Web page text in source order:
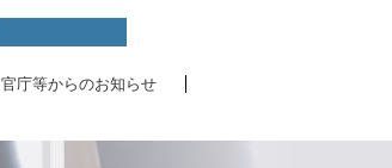
官庁等からのお知らせ